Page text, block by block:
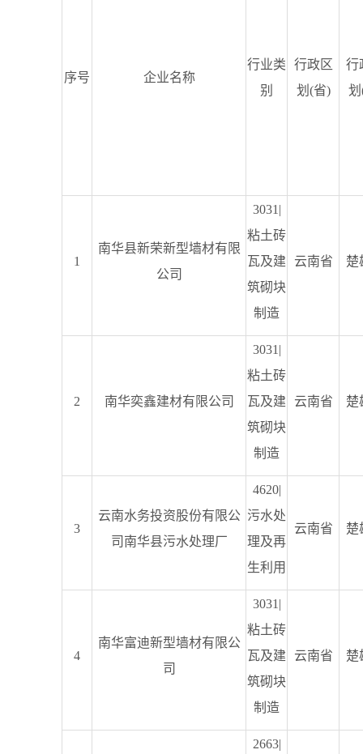
序号 企业名称
行业类
别
行政区
划 (省)
行
划
1
南华县新荣新型墙材有限
公司
3031|
粘土砖
瓦及建
筑砌块
制造
云南省 楚
2 南华奕鑫建材有限公司
3031|
粘土砖
瓦及建
筑砌块
制造
云南省 楚
3
云南水务投资股份有限公
司南华县污水处理厂
4620|
污水处
理及再
生利用
云南省 楚
4
南华富迪新型墙材有限公
司
3031|
粘土砖
瓦及建
筑砌块
制造
云南省 楚
2663|